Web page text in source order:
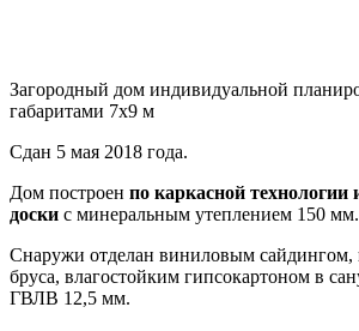
Загородный дом индивидуальной
габаритами 7х9 м
Сдан 5 мая 2018 года.
Дом построен по каркасной технологии
доски с минеральным утеплением 150 мм.
Снаружи отделан виниловым сайдингом,
бруса, влагостойким гипсокартоном в
ГВЛВ 12,5 мм.